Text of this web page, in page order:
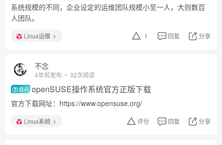
系统规模的不同，企业设定的运维团队规模小至一人，大则数百
人团队。
Linux运维 1 回复 分享
不念
4年前发布 32次阅读
提问 openSUSE操作系统官方正版下载
官方下载网址：https://www.opensuse.org/
Linux系统 评分 回复 分享